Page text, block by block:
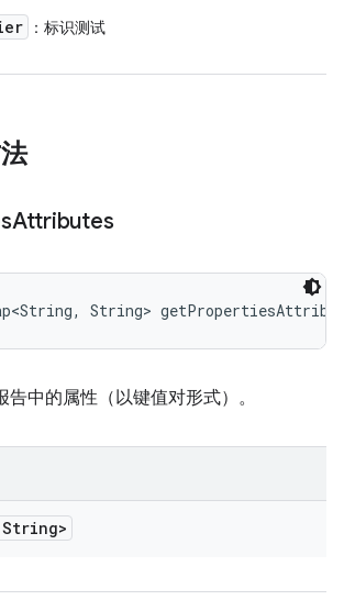
：标识测试
Attributes
String>
中的属性（以键值对形式）。
String>